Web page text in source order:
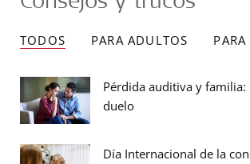
TODOS PARA ADULTOS PARA
Pérdida auditiva y familia:
duelo
Día Internacional de la